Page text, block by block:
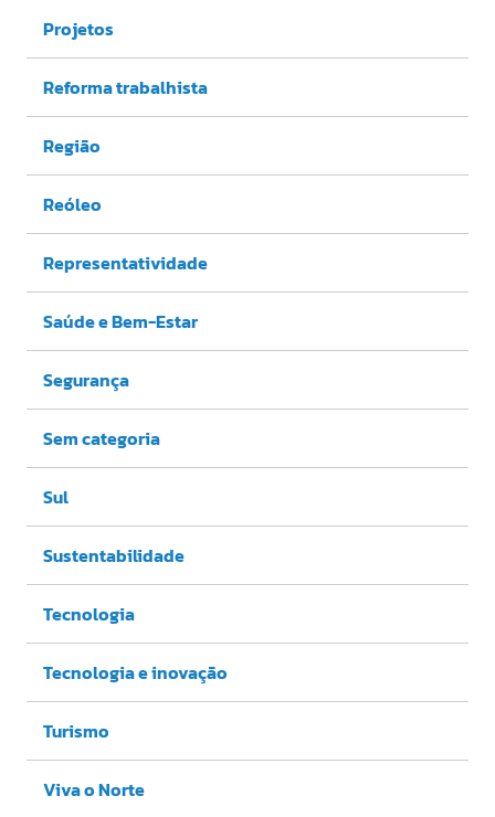
Projetos
Reforma trabalhista
Região
Reóleo
Representatividade
Saúde e Bem-Estar
Segurança
Sem categoria
Sul
Sustentabilidade
Tecnologia
Tecnologia e inovação
Turismo
Viva o Norte